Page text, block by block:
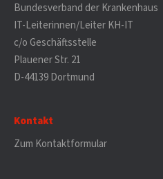
Bundesverband der Krankenhaus
IT-Leiterinnen/Leiter KH-IT
c/o Geschäftsstelle
Plauener Str. 21
D-44139 Dortmund
Kontakt
Zum Kontaktformular